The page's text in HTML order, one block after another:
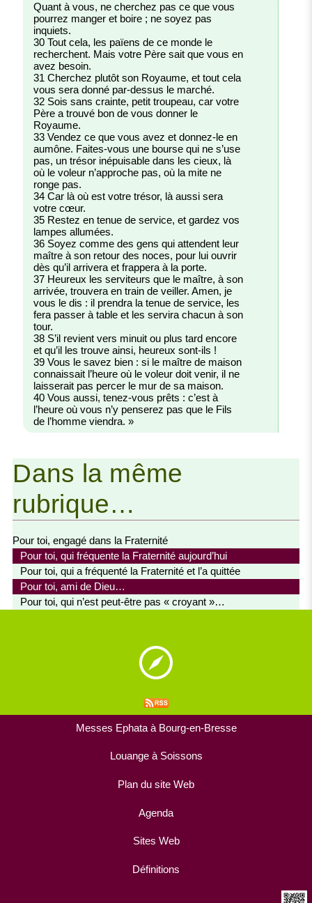
Quant à vous, ne cherchez pas ce que vous
pourrez manger et boire ; ne soyez pas
inquiets.
30 Tout cela, les païens de ce monde le
recherchent. Mais votre Père sait que vous en
avez besoin.
31 Cherchez plutôt son Royaume, et tout cela
vous sera donné par-dessus le marché.
32 Sois sans crainte, petit troupeau, car votre
Père a trouvé bon de vous donner le
Royaume.
33 Vendez ce que vous avez et donnez-le en
aumône. Faites-vous une bourse qui ne s’use
pas, un trésor inépuisable dans les cieux, là
où le voleur n’approche pas, où la mite ne
ronge pas.
34 Car là où est votre trésor, là aussi sera
votre cœur.
35 Restez en tenue de service, et gardez vos
lampes allumées.
36 Soyez comme des gens qui attendent leur
maître à son retour des noces, pour lui ouvrir
dès qu’il arrivera et frappera à la porte.
37 Heureux les serviteurs que le maître, à son
arrivée, trouvera en train de veiller. Amen, je
vous le dis : il prendra la tenue de service, les
fera passer à table et les servira chacun à son
tour.
38 S’il revient vers minuit ou plus tard encore
et qu’il les trouve ainsi, heureux sont-ils !
39 Vous le savez bien : si le maître de maison
connaissait l’heure où le voleur doit venir, il ne
laisserait pas percer le mur de sa maison.
40 Vous aussi, tenez-vous prêts : c’est à
l’heure où vous n’y penserez pas que le Fils
de l’homme viendra. »
Dans la même
rubrique…
Pour toi, engagé dans la Fraternité
Pour toi, qui fréquente la Fraternité aujourd’hui
Pour toi, qui a fréquenté la Fraternité et l’a quittée
Pour toi, ami de Dieu…
Pour toi, qui n’est peut-être pas « croyant »…
Messes Ephata à Bourg-en-Bresse
Louange à Soissons
Plan du site Web
Agenda
Sites Web
Définitions